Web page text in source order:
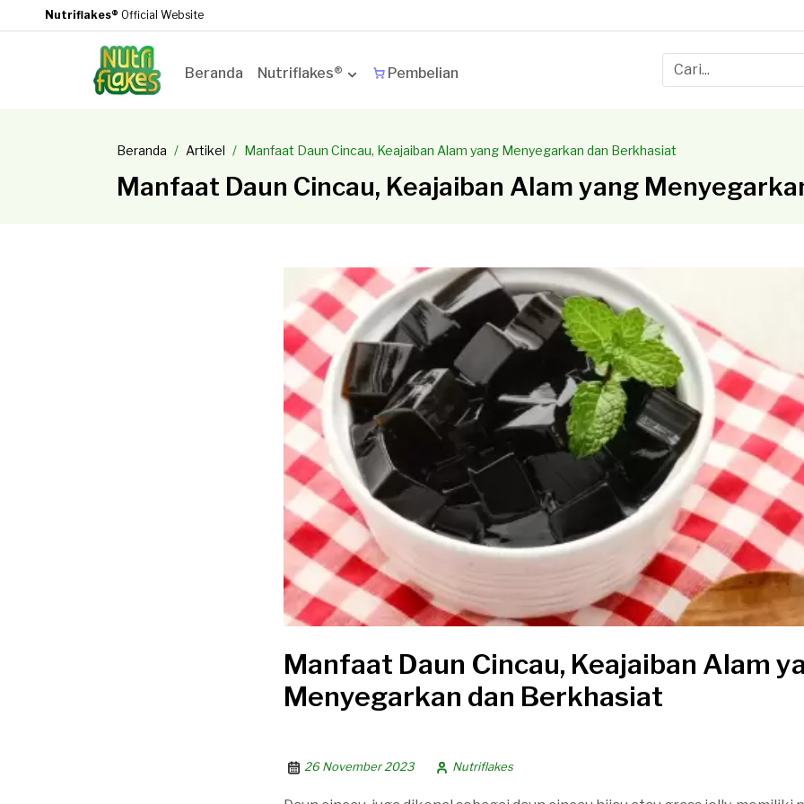
Nutriflakes® Official Website
Beranda Nutriflakes® Pembelian
Beranda Artikel Manfaat Daun Cincau, Keajaiban Alam yang Menyegarkan dan Berkhasiat
Manfaat Daun Cincau, Keajaiban Alam yang
Manfaat Daun Cincau, Keajaiban Alam
Menyegarkan dan Berkhasiat
26 November 2023 Nutriflakes